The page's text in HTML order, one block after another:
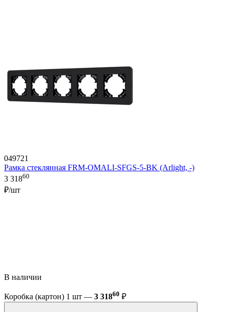
049721
Рамка стеклянная FRM-OMALI-SFGS-5-BK (Arlight, -)
3 31860
₽/шт
В наличии
Коробка (картон) 1 шт — 3 31860 ₽